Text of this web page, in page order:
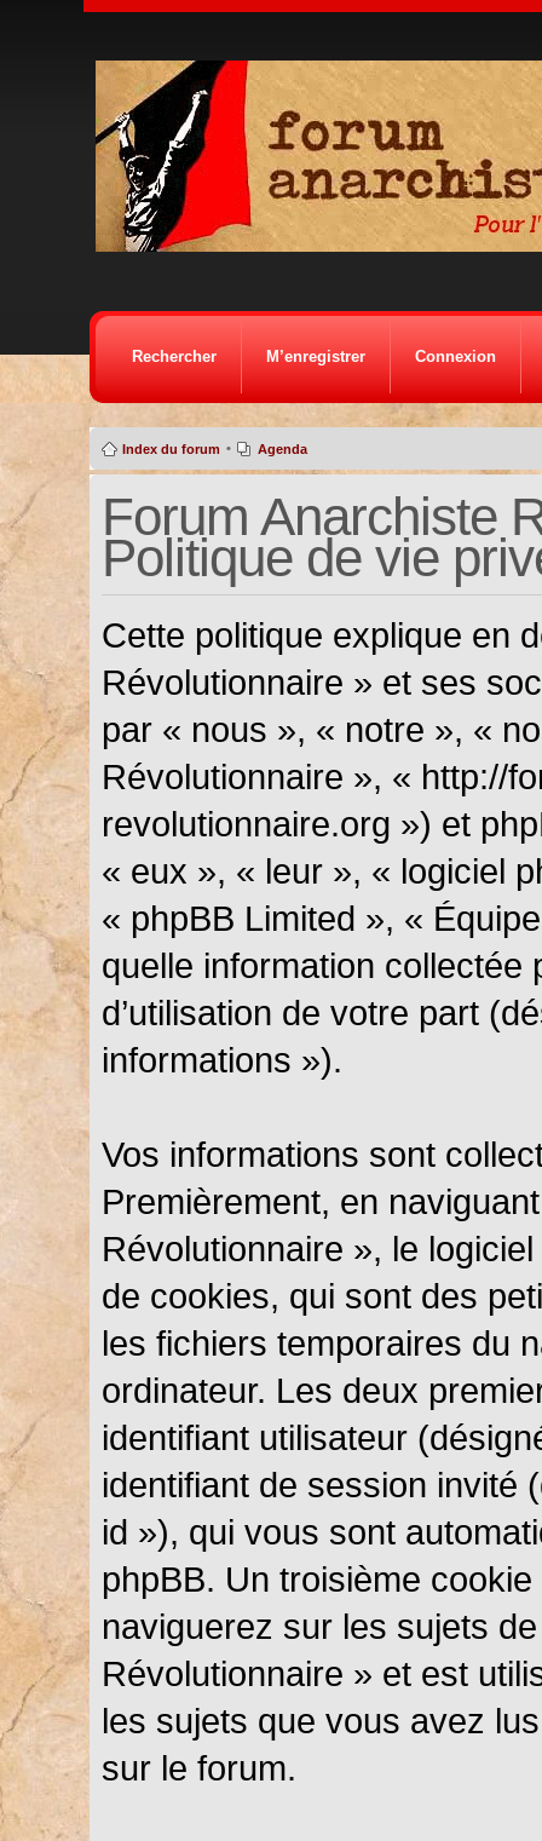
Rechercher M’enregistrer Connexion
Index du forum • Agenda
Forum Anarchiste
Politique de vie
Cette politique explique en
Révolutionnaire » et ses
par « nous », « notre », «
Révolutionnaire », « http://
revolutionnaire.org ») et
« eux », « leur », « logiciel
« phpBB Limited », «
quelle information collectée
d’utilisation de votre part
informations »).
Vos informations sont
Premièrement, en
Révolutionnaire », le
de cookies, qui sont des
les fichiers temporaires du
ordinateur. Les deux
identifiant utilisateur
identifiant de session invité
id »), qui vous sont
phpBB. Un troisième
naviguerez sur les sujets
Révolutionnaire » et est
les sujets que vous avez
sur le forum.